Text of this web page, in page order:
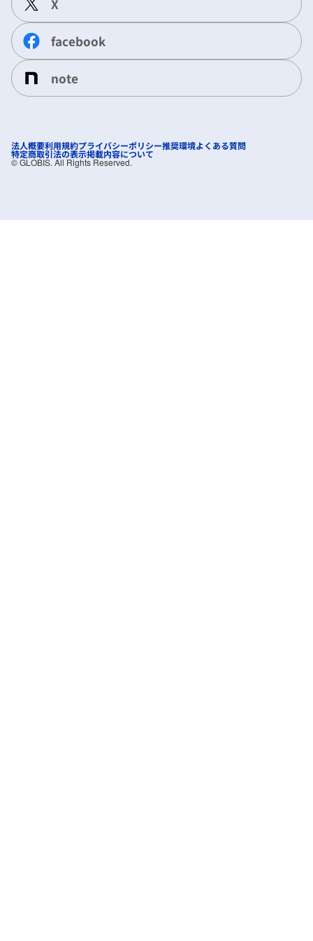
X
facebook
note
法人概要利用規約プライバシーポリシー推奨環境よくある質問
特定商取引法の表示掲載内容について
©︎ GLOBIS. All Rights Reserved.